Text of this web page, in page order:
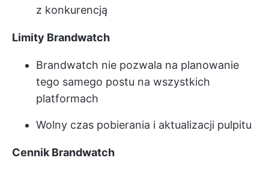
z konkurencją
Limity Brandwatch
Brandwatch nie pozwala na planowanie
tego samego postu na wszystkich
platformach
Wolny czas pobierania i aktualizacji pulpitu
Cennik Brandwatch